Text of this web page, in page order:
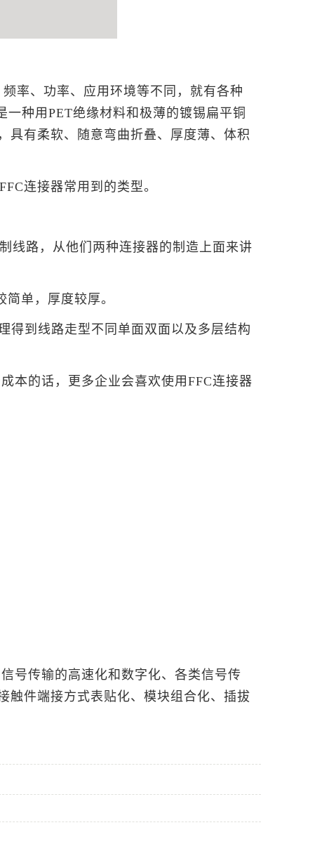
率、功率、应用环境等不同，就有各种
一种用PET绝缘材料和极薄的镀锡扁平铜
具有柔软、随意弯曲折叠、厚度薄、体积
连接器常用到的类型。
线路，从他们两种连接器的制造上面来讲
单，厚度较厚。
得到线路走型不同单面双面以及多层结构
本的话，更多企业会喜欢使用FFC连接器
号传输的高速化和数字化、各类信号传
触件端接方式表贴化、模块组合化、插拔